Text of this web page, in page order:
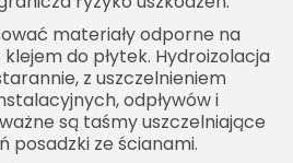
materiały odporne na
do płytek. Hydroizolacja
z uszczelnieniem
odpływów i
są taśmy uszczelniające
posadzki ze ścianami.